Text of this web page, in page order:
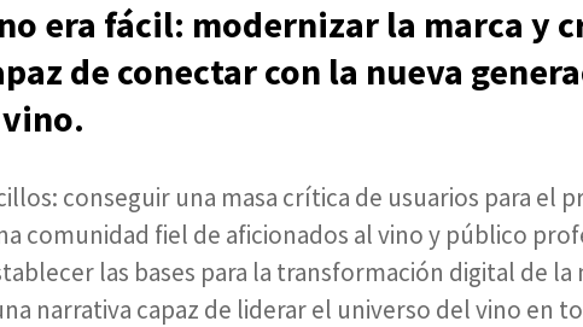
era fácil: modernizar la marca y
de conectar con la nueva
conseguir una masa crítica de usuarios para el
comunidad fiel de aficionados al vino y público
las bases para la transformación digital de la
narrativa capaz de liderar el universo del vino en